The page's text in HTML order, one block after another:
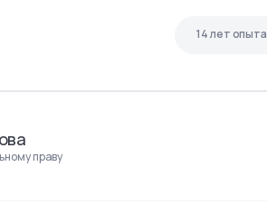
14 лет опыта
праву